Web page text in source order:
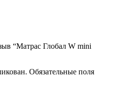
“Матрас Глобал W mini
Обязательные поля